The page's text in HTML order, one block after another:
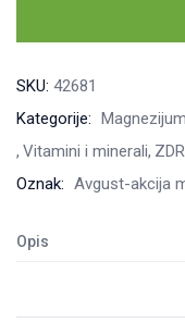
kapsule
2+1
GRATIS
količina
SKU: 42681
Kategorije: Magnezijum
Vitamini i minerali
Oznak: Avgust-akcija
Opis